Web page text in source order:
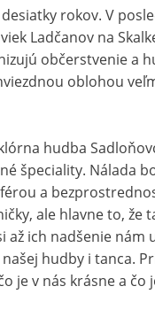
rokov. V
Ladčanov na
občerstvenie a
oblohou
hudba
špeciality. Nálada
a
ale hlavne to, že
až ich nadšenie
hudby i tanca.
je v nás krásne a čo